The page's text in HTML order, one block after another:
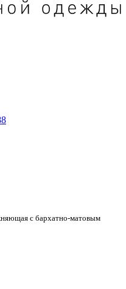
с бархатно-матовым